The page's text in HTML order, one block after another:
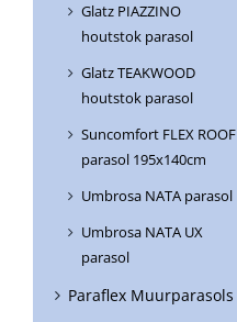
Glatz PIAZZINO
houtstok parasol
Glatz TEAKWOOD
houtstok parasol
Suncomfort FLEX ROOF
parasol 195x140cm
Umbrosa NATA parasol
Umbrosa NATA UX
parasol
Paraflex Muurparasols